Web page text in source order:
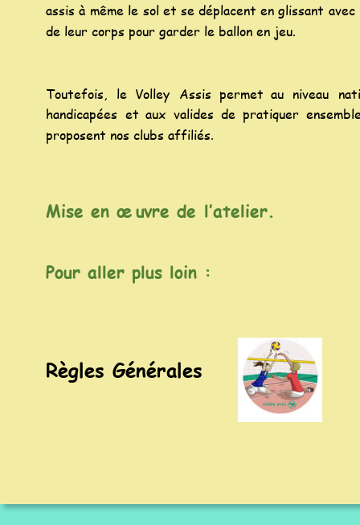
assis à même le sol et se déplacent en glissant avec
de leur corps pour garder le ballon en jeu.
Toutefois, le Volley Assis permet au niveau
handicapées et aux valides de pratiquer
proposent nos clubs affiliés.
Mise en œuvre de l’atelier.
Pour aller plus loin :
Règles Générales